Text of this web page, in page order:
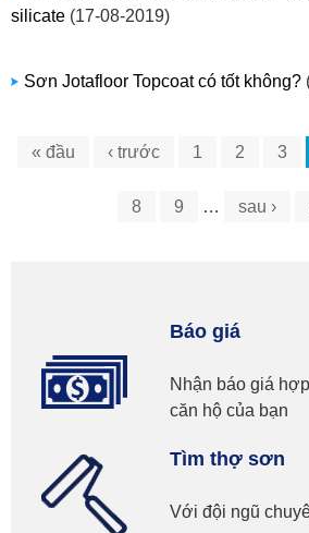
silicate (17-08-2019)
​Sơn Jotafloor Topcoat có tốt không?
« đầu ‹ trước 1 2 3
8 9 … sau ›
Báo giá
Nhận báo giá
căn hộ của bạn
Tìm thợ sơn
Với đội ngũ